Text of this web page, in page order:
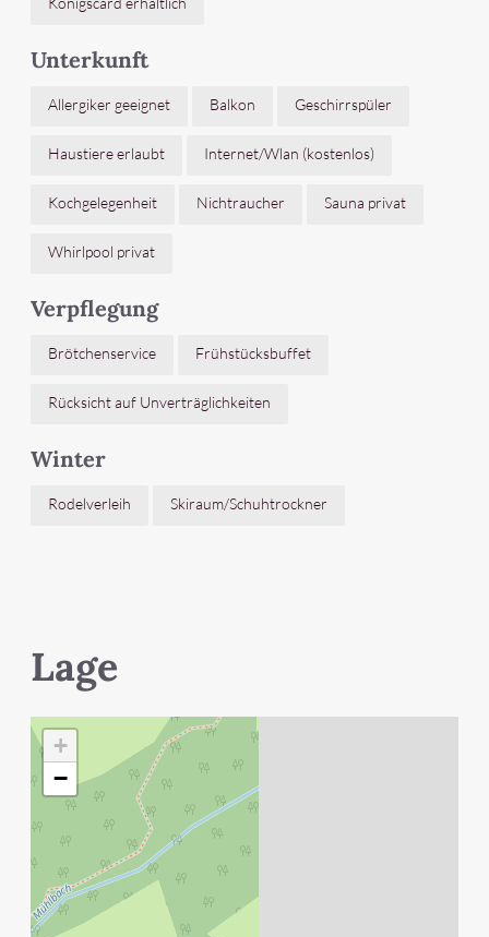
Unterkunft
Allergiker geeignet Balkon Geschirrspüler
Haustiere erlaubt Internet/Wlan (kostenlos)
Kochgelegenheit Nichtraucher Sauna privat
Whirlpool privat
Verpflegung
Brötchenservice Frühstücksbuffet
Rücksicht auf Unverträglichkeiten
Winter
Rodelverleih Skiraum/Schuhtrockner
Lage
+
−